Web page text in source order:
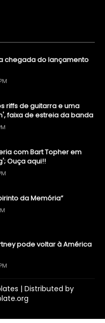
chegada do lançamento
riffs de guitarra e uma
faixa de estreia da banda
com Bart Topher em
Ouça aqui!!
da Memória”
pode voltar à América
| Distributed by